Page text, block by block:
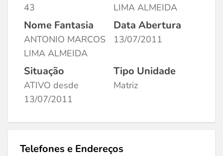
43
LIMA ALMEIDA
Nome Fantasia
ANTONIO MARCOS
LIMA ALMEIDA
Data Abertura
13/07/2011
Situação
ATIVO desde
13/07/2011
Tipo Unidade
Matriz
Telefones e Endereços